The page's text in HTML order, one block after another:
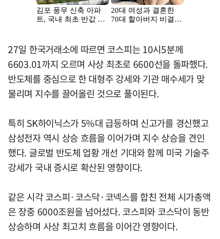
27일 한국거래소에 따르면 코스피는 10시5분께
6603.01까지 오르며 사상 최초로 6600선을 돌파했다.
반도체를 중심으로 한 대형주 강세와 기관 매수세가 맞
물리며 지수를 끌어올린 것으로 풀이된다.
특히 SK하이닉스가 5%대 급등하며 신고가를 경신했고
삼성전자 역시 상승 흐름을 이어가며 지수 상승을 견인
했다. 글로벌 반도체 업황 개선 기대와 함께 미국 기술주
강세가 국내 증시로 확산된 영향이다.
같은 시각 코스피·코스닥·코넥스를 합친 전체 시가총액
은 장중 6000조원을 넘어섰다. 코스피와 코스닥이 동반
상승하며 사상 최고치 흐름을 이어간 영향이다.